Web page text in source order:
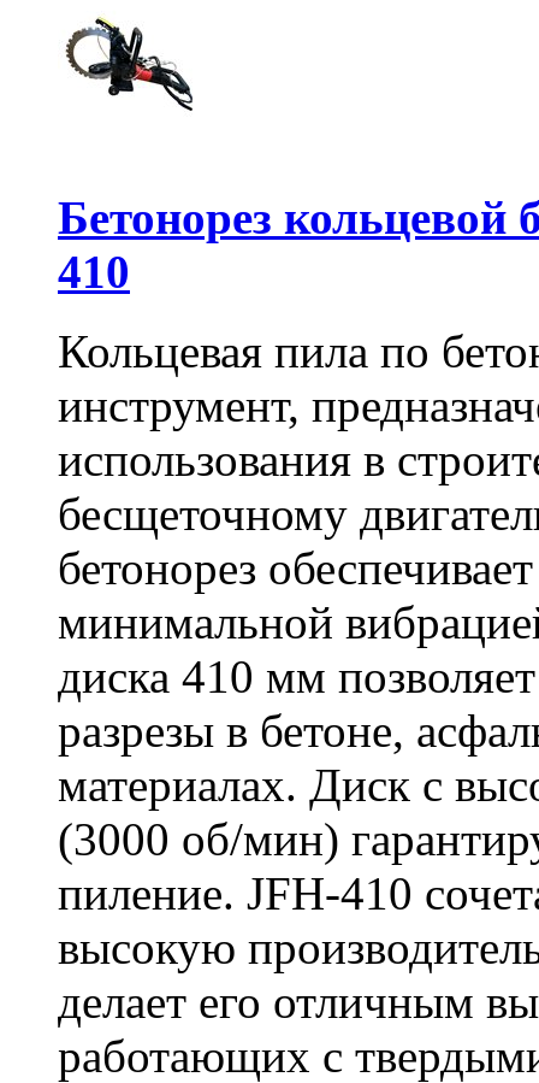
Бетонорез
410
Кольцевая пила по
инструмент,
использования в
бесщеточному
бетонорез
минимальной
диска 410 мм
разрезы в бетоне,
материалах. Диск с
(3000 об/мин)
пиление. JFH-410
высокую
делает его отличным
работающих с